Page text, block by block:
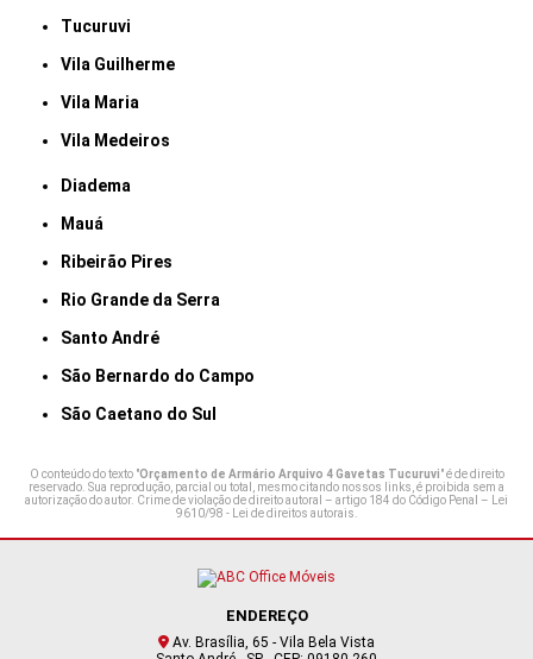
Tucuruvi
Vila Guilherme
Vila Maria
Vila Medeiros
Diadema
Mauá
Ribeirão Pires
Rio Grande da Serra
Santo André
São Bernardo do Campo
São Caetano do Sul
O conteúdo do texto "Orçamento de Armário Arquivo 4 Gavetas Tucuruvi" é de direito
reservado. Sua reprodução, parcial ou total, mesmo citando nossos links, é proibida sem a
autorização do autor. Crime de violação de direito autoral – artigo 184 do Código Penal – Lei
9610/98 - Lei de direitos autorais.
ENDEREÇO
Av. Brasília, 65 - Vila Bela Vista